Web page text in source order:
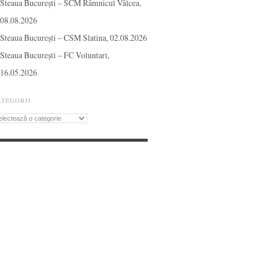
Steaua București – SCM Râmnicul Vâlcea,
08.08.2026
Steaua București – CSM Slatina, 02.08.2026
Steaua București – FC Voluntari,
16.05.2026